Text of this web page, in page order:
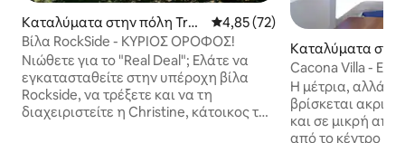
Καταλύματα στην πόλη Trea
sure Beach
Μέση βαθμολογία: 4,85 στα 5,
4,85 (72)
Βίλα RockSide - ΚΎΡΙΟΣ ΌΡΟΦΟΣ!
Νιώθετε για το "Real Deal"; Ελάτε να
εγκατασταθείτε στην υπέροχη βίλα
Rockside, να τρέξετε και να τη
διαχειριστείτε η Christine, κάτοικος της
Καταλύματα
asure Beach
Cacona Villa -
στην παραλία
Η μέτρια, αλλά
βρίσκεται
και σε μικρή
από το κέντρο